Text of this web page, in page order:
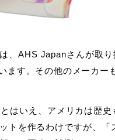
、AHS Japanさんが取
ます。その他のメーカー
とはいえ、アメリカは歴
トを作るわけですが、